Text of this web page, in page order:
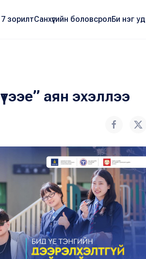
зорилтСанхүүгийн боловсролБи нэг
аян эхэллээ